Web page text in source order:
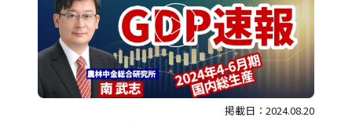
掲載日：2024.08.20